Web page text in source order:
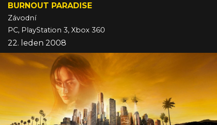
BURNOUT PARADISE
Závodní
PC, PlayStation 3, Xbox 360
22. leden 2008